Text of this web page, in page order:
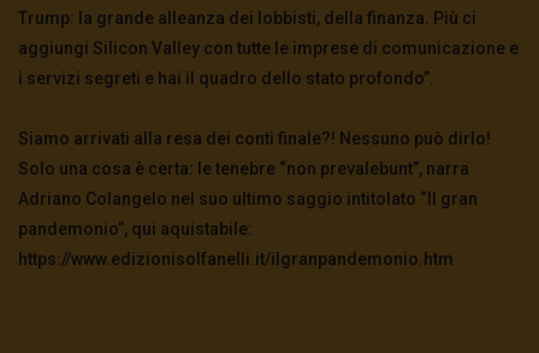
Trump: la grande alleanza dei lobbisti, della finanza. Più ci
aggiungi Silicon Valley con tutte le imprese di comunicazione e
i servizi segreti e hai il quadro dello stato profondo”.
Siamo arrivati alla resa dei conti finale?! Nessuno può dirlo!
Solo una cosa è certa: le tenebre “non prevalebunt”, narra
Adriano Colangelo nel suo ultimo saggio intitolato “Il gran
pandemonio”, qui aquistabile:
https://www.edizionisolfanelli.it/ilgranpandemonio.htm